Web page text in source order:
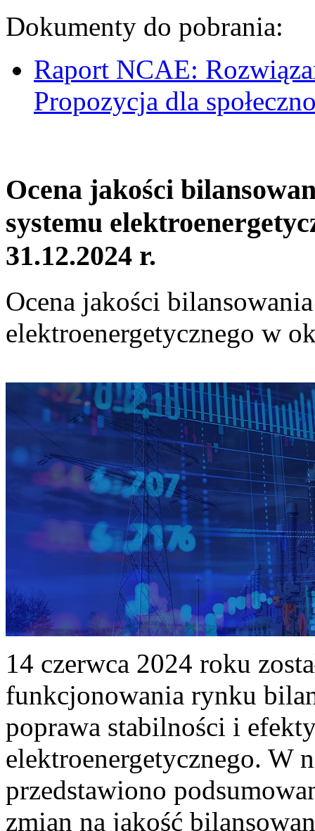
Dokumenty do pobrania:
Raport NCAE:
Propozycja dla
Ocena jakości
systemu
31.12.2024 r.
Ocena jakości
elektroenergetycznego w
14 czerwca 2024 roku
funkcjonowania rynku
poprawa stabilności i
elektroenergetycznego. W
przedstawiono
zmian na jakość